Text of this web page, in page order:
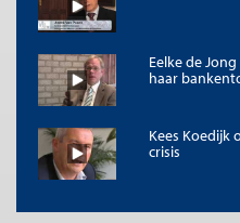
Eelke de
haar
Kees Koedijk
crisis